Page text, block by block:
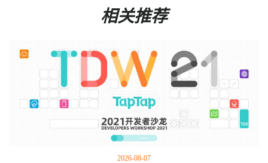
相关推荐
2026-08-07